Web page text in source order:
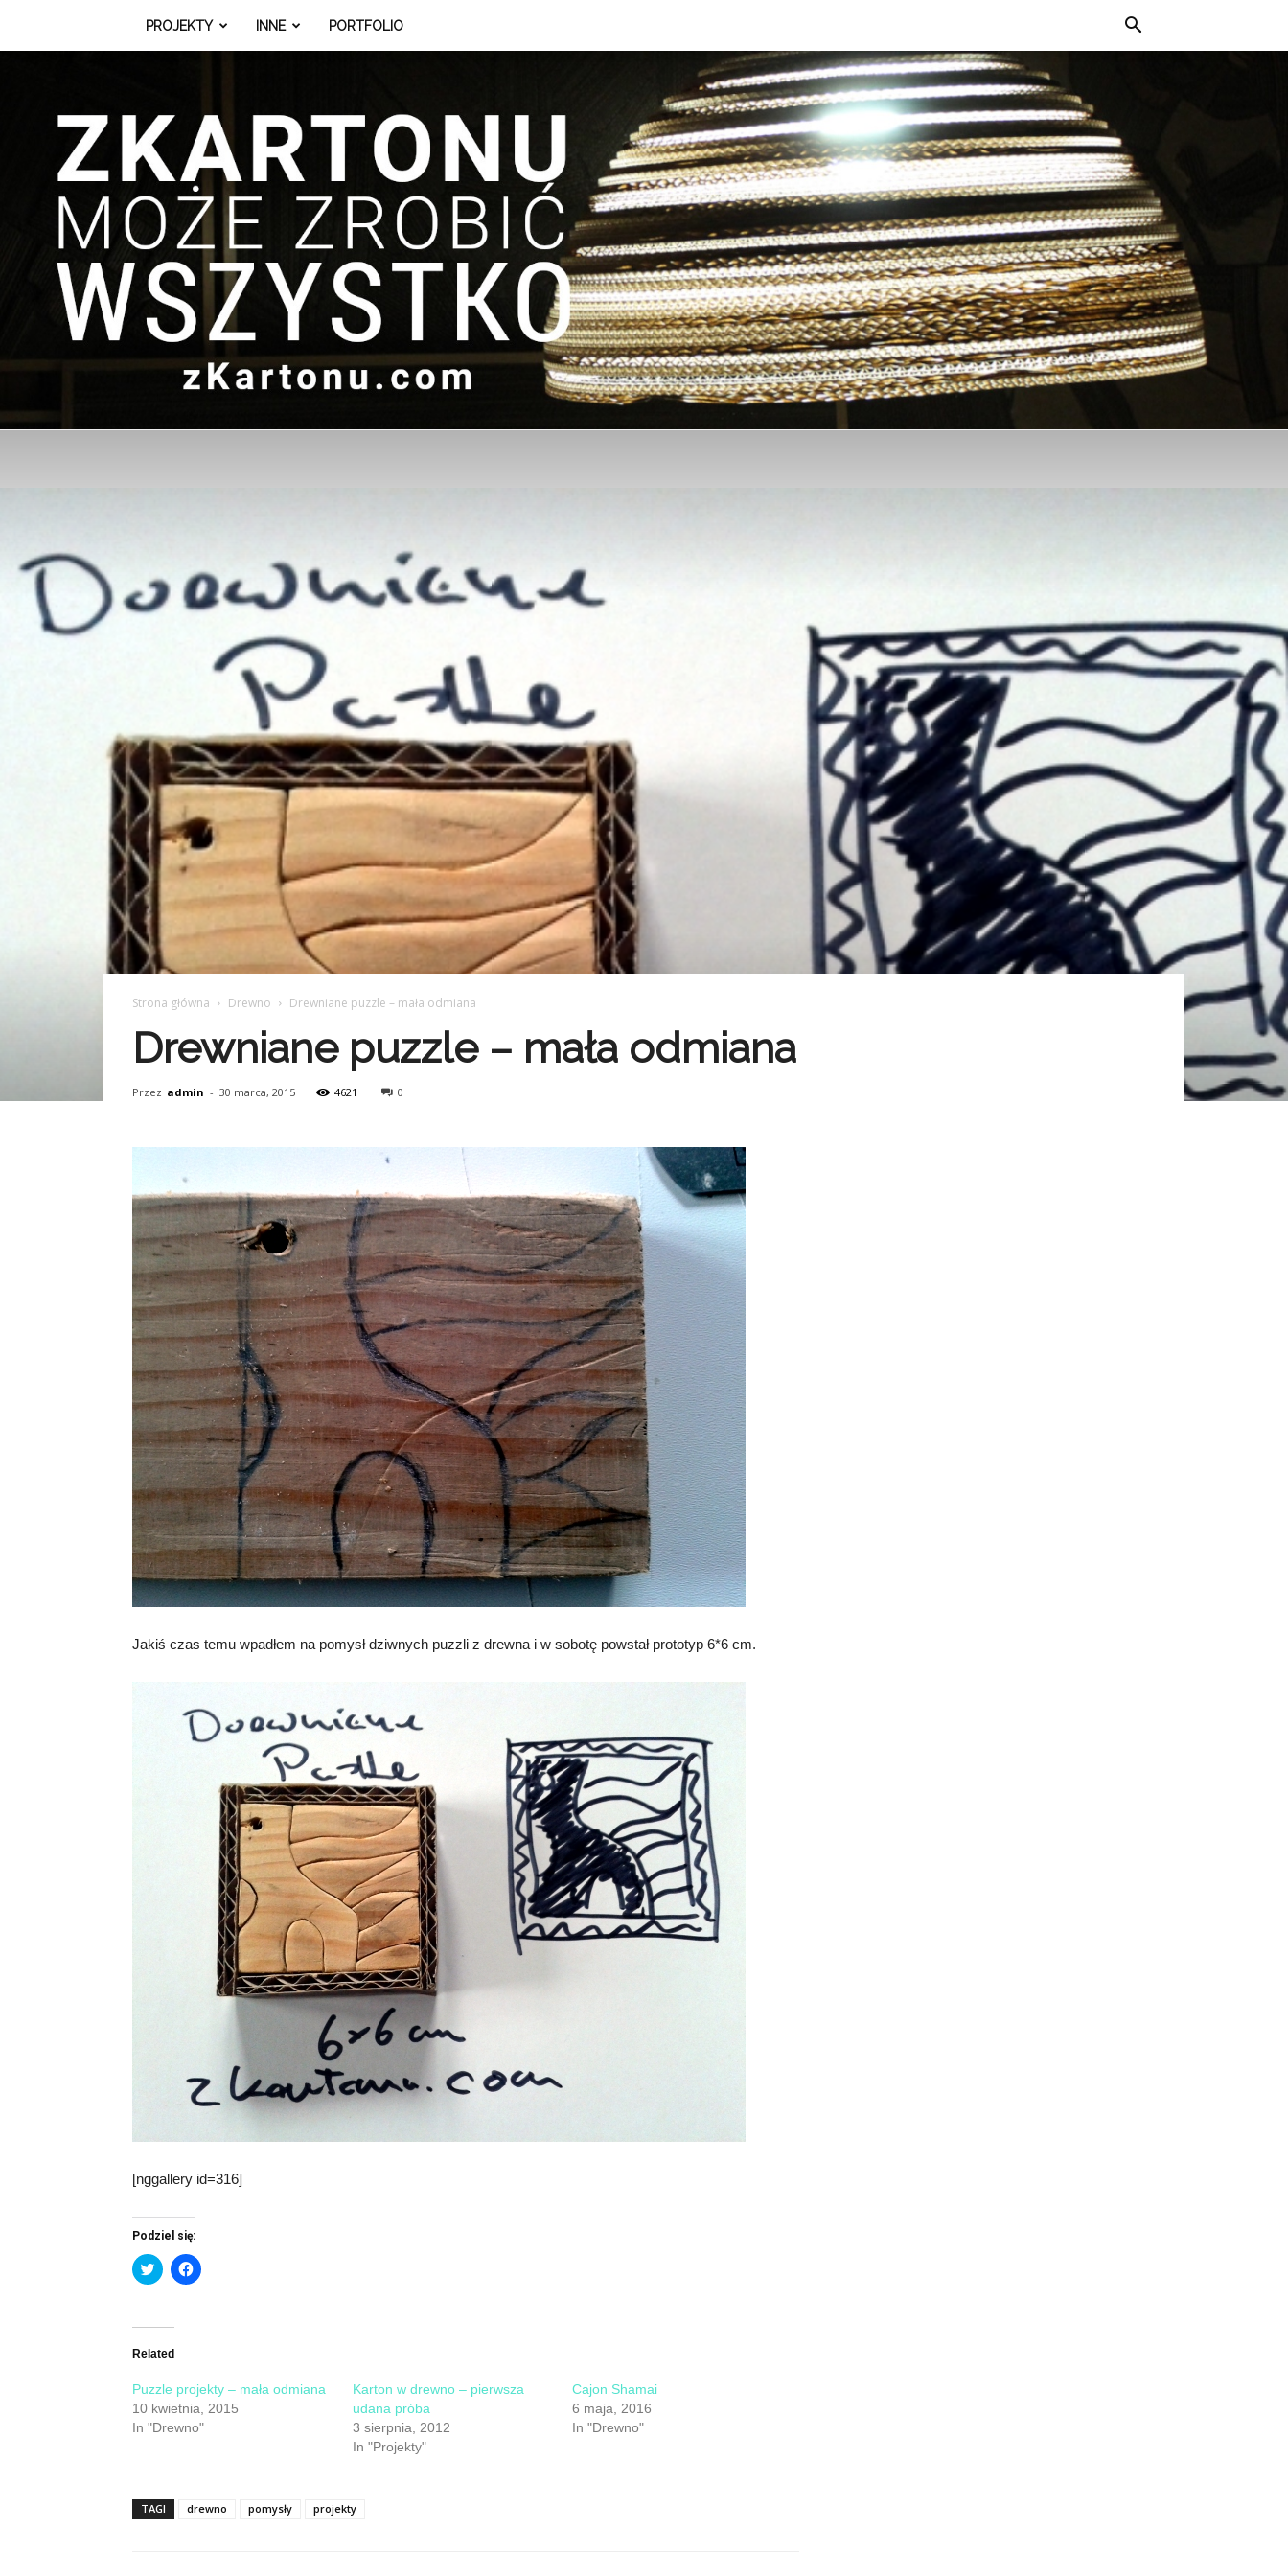
PROJEKTY INNE PORTFOLIO
Strona główna Drewno Drewniane puzzle – mała odmiana
Drewniane puzzle – mała odmiana
Przez admin - 30 marca, 2015 4621 0
Jakiś czas temu wpadłem na pomysł dziwnych puzzli z drewna i w sobotę powstał prototyp 6*6 cm.
[nggallery id=316]
Podziel się:
Click
to
(Opens
new
Click
to
Related
Puzzle projekty – mała odmiana
10 kwietnia, 2015
In "Drewno"
Karton w drewno – pierwsza
udana próba
3 sierpnia, 2012
In "Projekty"
Cajon Shamai
6 maja, 2016
In "Drewno"
TAGI drewno pomysły projekty